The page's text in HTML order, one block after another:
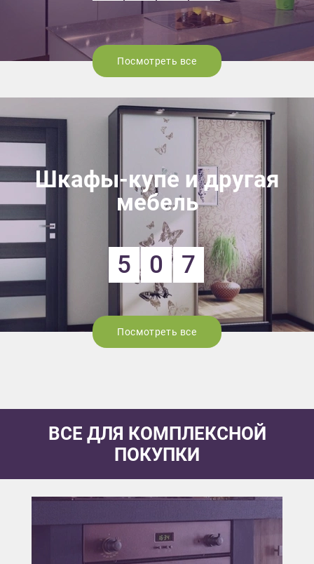
Посмотреть все
Шкафы-купе и другая
мебель
5 0 7
Посмотреть все
ВСЕ ДЛЯ КОМПЛЕКСНОЙ
ПОКУПКИ